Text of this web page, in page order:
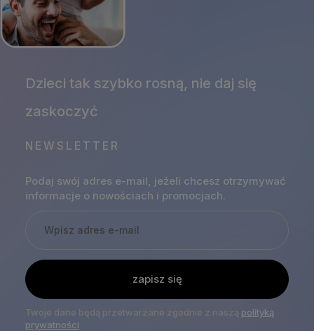
NEWSLETTER
Podaj swój adres e-mail, jeżeli chcesz otrzymywać
informacje o nowościach i promocjach.
zapisz się
Twoje dane będą przetwarzane zgodnie z naszą polityką
prywatności